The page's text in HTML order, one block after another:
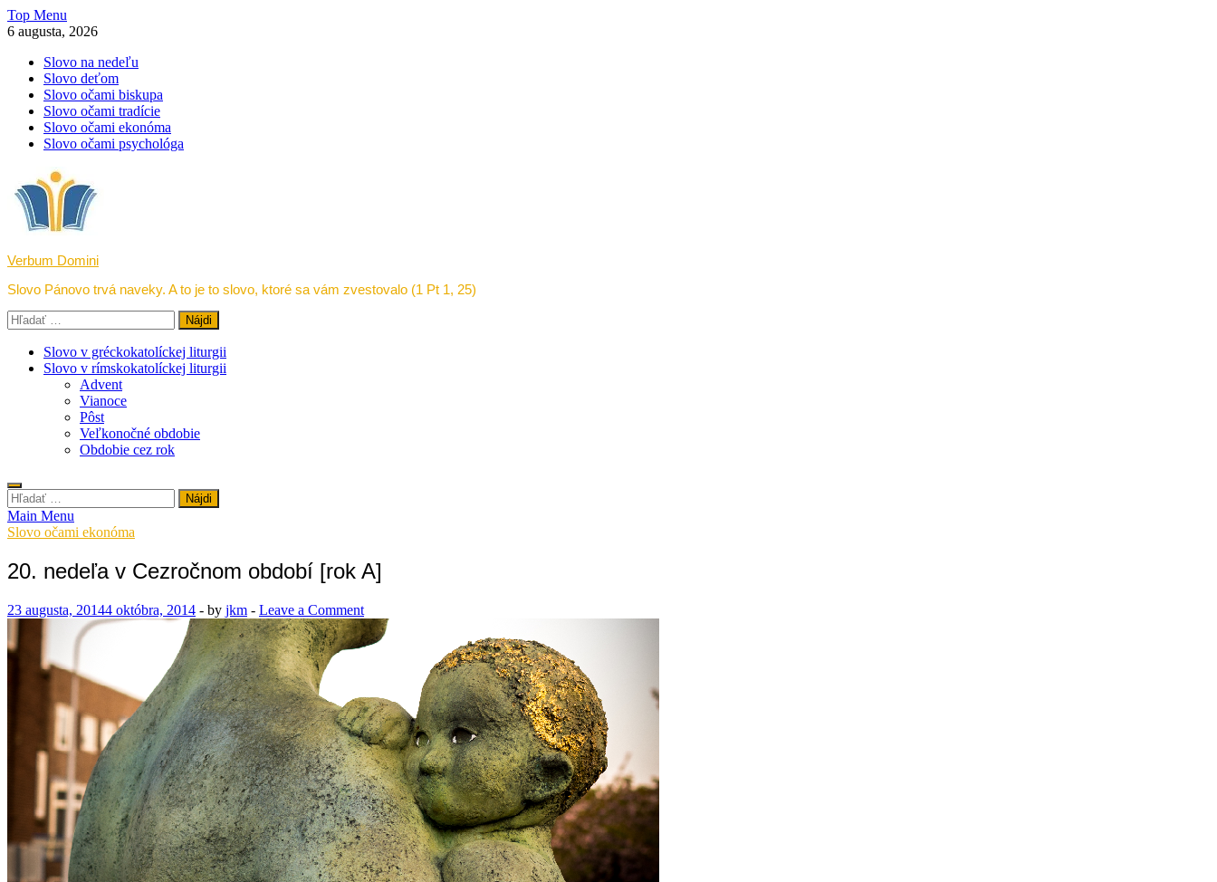
Skip
to
Top Menu
6 augusta, 2026
Slovo na nedeľu
Slovo deťom
Slovo očami biskupa
Slovo očami tradície
Slovo očami ekonóma
Slovo očami psychológa
Verbum Domini
Slovo Pánovo trvá naveky. A to je to slovo, ktoré sa vám zvestovalo (1 Pt 1, 25)
Hľadať:
Slovo v gréckokatolíckej liturgii
Slovo v rímskokatolíckej liturgii
Advent
Vianoce
Pôst
Veľkonočné obdobie
Obdobie cez rok
Hľadať:
Main Menu
Slovo očami ekonóma
20. nedeľa v Cezročnom období [rok A]
23 augusta, 20144 októbra, 2014 - by jkm - Leave a Comment